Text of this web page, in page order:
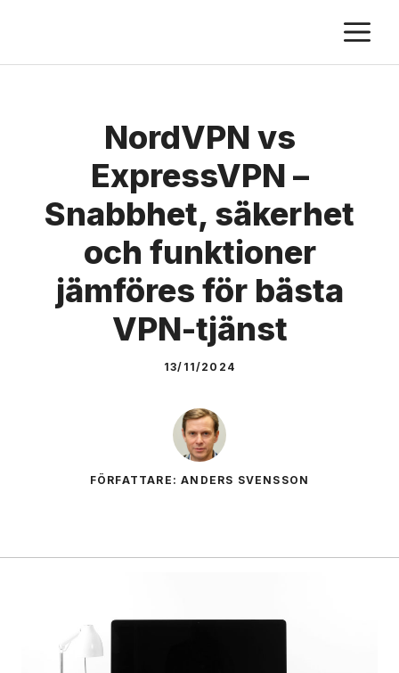
content
NordVPN vs
ExpressVPN –
Snabbhet, säkerhet
och funktioner
jämföres för bästa
VPN-tjänst
13/11/2024
FÖRFATTARE: ANDERS SVENSSON